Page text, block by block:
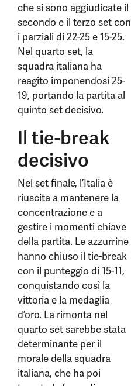
che si sono aggiudicate il
secondo e il terzo set con
i parziali di 22-25 e 15-25.
Nel quarto set, la
squadra italiana ha
reagito imponendosi 25-
19, portando la partita al
quinto set decisivo.
Il tie-break
decisivo
Nel set finale, l’Italia è
riuscita a mantenere la
concentrazione e a
gestire i momenti chiave
della partita. Le azzurrine
hanno chiuso il tie-break
con il punteggio di 15-11,
conquistando così la
vittoria e la medaglia
d’oro. La rimonta nel
quarto set sarebbe stata
determinante per il
morale della squadra
italiana, che ha poi